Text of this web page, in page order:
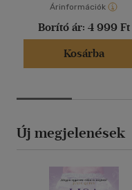
Árinformációk
Borító ár: 4 999 Ft
Kosárba
Új megjelenések